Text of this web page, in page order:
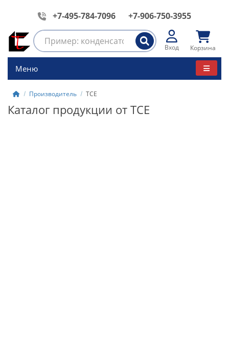
+7-495-784-7096 +7-906-750-3955
Вход Корзина
Меню
Производитель TCE
Каталог продукции от TCE